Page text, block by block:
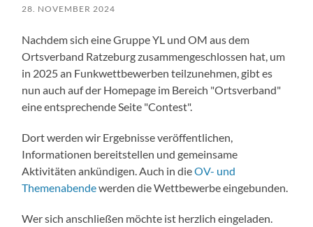
28. NOVEMBER 2024
Nachdem sich eine Gruppe YL und OM aus dem
Ortsverband Ratzeburg zusammengeschlossen hat, um
in 2025 an Funkwettbewerben teilzunehmen, gibt es
nun auch auf der Homepage im Bereich "Ortsverband"
eine entsprechende Seite "Contest".
Dort werden wir Ergebnisse veröffentlichen,
Informationen bereitstellen und gemeinsame
Aktivitäten ankündigen. Auch in dieOV- und
Themenabendewerden die Wettbewerbe eingebunden.
Wer sich anschließen möchte ist herzlich eingeladen.